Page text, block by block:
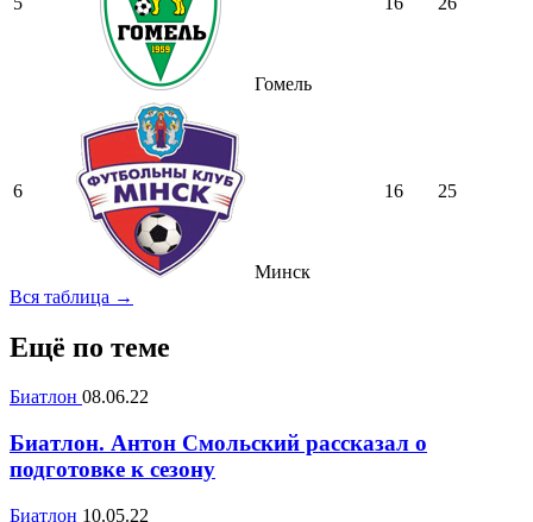
Гомель
6
Минск
16 25
Вся таблица →
Ещё по теме
Биатлон 08.06.22
Биатлон. Антон Смольский рассказал о
подготовке к сезону
Биатлон 10.05.22